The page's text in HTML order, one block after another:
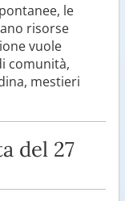
le
risorse
vuole
comunità,
mestieri
del 27